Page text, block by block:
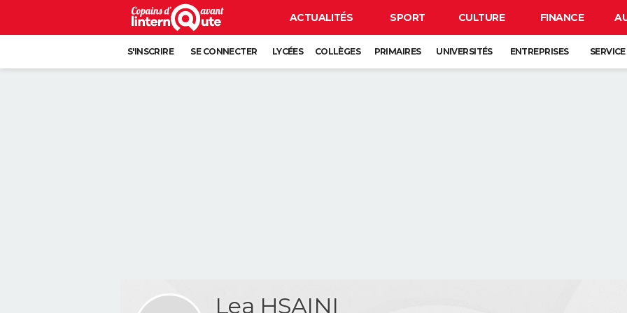
ACTUALITÉS SPORT CULTURE FINANCE
S'INSCRIRE SE CONNECTER LYCÉES COLLÈGES PRIMAIRES UNIVERSITÉS ENTREPRISES
Lea HSAINI